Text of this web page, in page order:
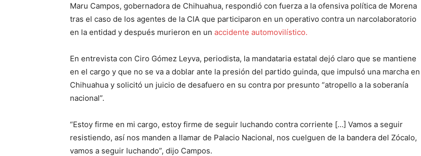
Maru Campos, gobernadora de Chihuahua, respondió con fuerza a la ofensiva política de Morena
tras el caso de los agentes de la CIA que participaron en un operativo contra un narcolaboratorio
en la entidad y después murieron en un accidente automovilístico.
En entrevista con Ciro Gómez Leyva, periodista, la mandataria estatal dejó claro que se mantiene
en el cargo y que no se va a doblar ante la presión del partido guinda, que impulsó una marcha en
Chihuahua y solicitó un juicio de desafuero en su contra por presunto “atropello a la soberanía
nacional”.
“Estoy firme en mi cargo, estoy firme de seguir luchando contra corriente […] Vamos a seguir
resistiendo, así nos manden a llamar de Palacio Nacional, nos cuelguen de la bandera del Zócalo,
vamos a seguir luchando”, dijo Campos.